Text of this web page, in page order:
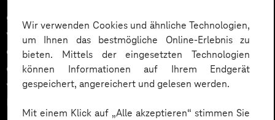
Wir verwenden Cookies und ähnliche Technologien,
um Ihnen das bestmögliche Online-Erlebnis zu
bieten. Mittels der eingesetzten Technologien
können Informationen auf Ihrem Endgerät
gespeichert, angereichert und gelesen werden.
Mit einem Klick auf „Alle akzeptieren“ stimmen Sie
geht. Wieso die Blockchain-Technologie trotzdem
weiterhin auf dem Siegeszug ist und wie sie die
digitale Transformation in der Wirtschaft sowie die
digitale Teilhabe in der Gesellschaft auch nachhaltig
voranbringen kann, darum geht es in dieser Podcast-
Folge.